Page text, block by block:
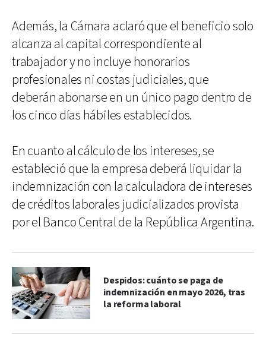
Además, la Cámara aclaró que el beneficio solo
alcanza al capital correspondiente al
trabajador y no incluye honorarios
profesionales ni costas judiciales, que
deberán abonarse en un único pago dentro de
los cinco días hábiles establecidos.
En cuanto al cálculo de los intereses, se
estableció que la empresa deberá liquidar la
indemnización con la calculadora de intereses
de créditos laborales judicializados provista
por el Banco Central de la República Argentina.
Despidos: cuánto se paga de
indemnización en mayo 2026, tras
la reforma laboral